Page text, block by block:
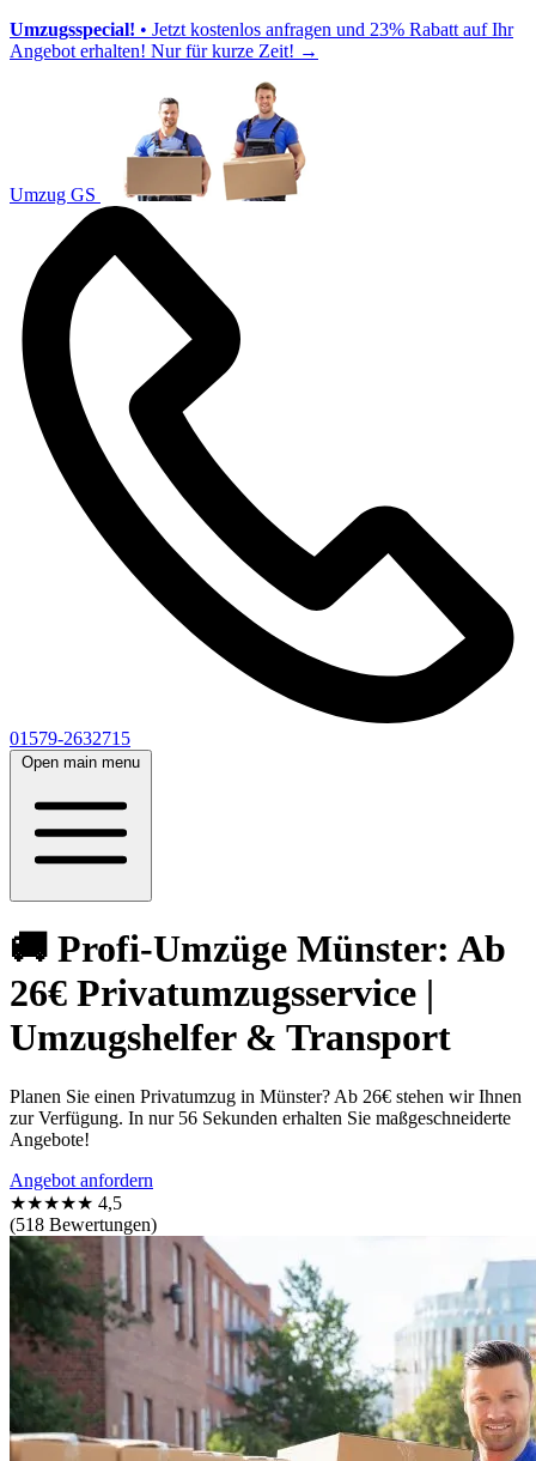
Umzugsspecial! • Jetzt kostenlos anfragen und 23% Rabatt auf Ihr
Angebot erhalten! Nur für kurze Zeit! →
Umzug GS
01579-2632715
Open main menu
🚚 Profi-Umzüge Münster: Ab
26€ Privatumzugsservice |
Umzugshelfer & Transport
Planen Sie einen Privatumzug in Münster? Ab 26€ stehen wir Ihnen
zur Verfügung. In nur 56 Sekunden erhalten Sie maßgeschneiderte
Angebote!
Angebot anfordern
★★★★★ 4,5
(518 Bewertungen)